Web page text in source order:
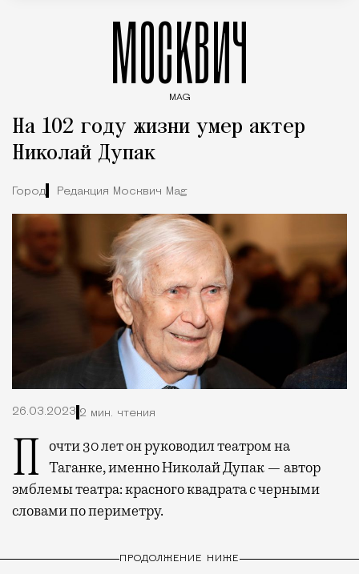
МОСКВИЧ
MAG
На 102 году жизни умер актер
Николай Дупак
Город Редакция Москвич Mag
26.03.2023 2 мин. чтения
Почти 30 лет он руководил театром на Таганке, именно Николай Дупак — автор
эмблемы театра: красного квадрата с черными
словами по периметру.
ПРОДОЛЖЕНИЕ НИЖЕ